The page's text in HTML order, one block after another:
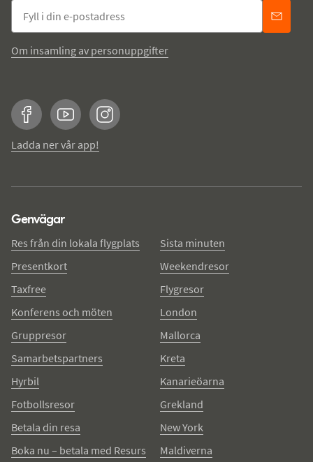
Om insamling av personuppgifter
FacebookYouTubeInstagram
Ladda ner vår app!
Genvägar
Res från din lokala flygplats
Presentkort
Taxfree
Konferens och möten
Gruppresor
Samarbetspartners
Hyrbil
Fotbollsresor
Betala din resa
Boka nu – betala med Resurs
Sista minuten
Weekendresor
Flygresor
London
Mallorca
Kreta
Kanarieöarna
Grekland
New York
Maldiverna